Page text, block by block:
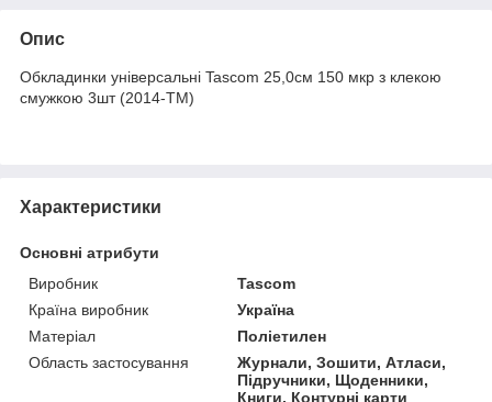
Опис
Обкладинки універсальні Tascom 25,0см 150 мкр з клекою
смужкою 3шт (2014-ТМ)
Характеристики
Основні атрибути
Виробник
Tascom
Країна виробник
Україна
Матеріал
Поліетилен
Область застосування
Журнали, Зошити, Атласи,
Підручники, Щоденники,
Книги, Контурні карти